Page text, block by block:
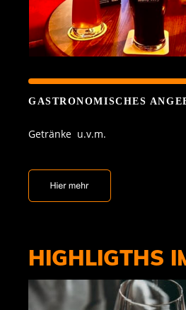
HIGHLIGTHS
GASTRONOMISCHES
Getränke  u.v.m.